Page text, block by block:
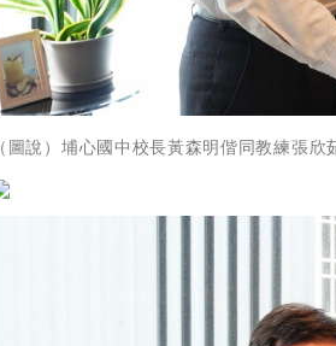
（圖說）埔心國中校長黃森明偕同教練張